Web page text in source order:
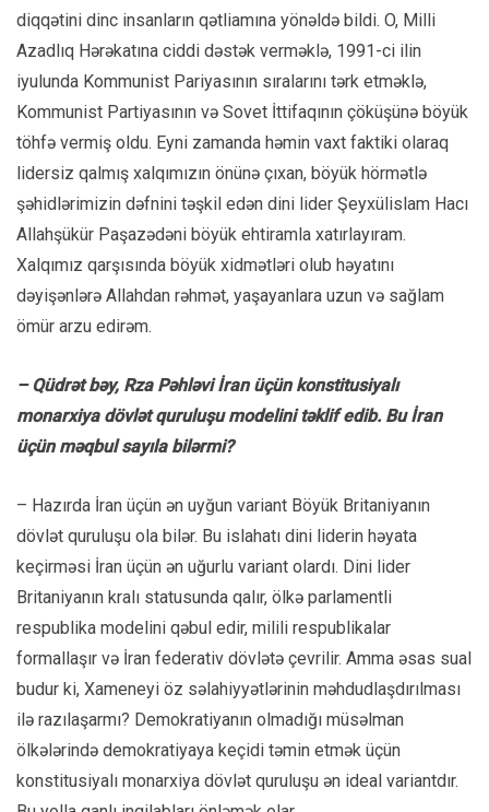
diqqətini dinc insanların qətliamına yönəldə bildi. O, Milli
Azadlıq Hərəkatına ciddi dəstək verməklə, 1991-ci ilin
iyulunda Kommunist Pariyasının sıralarını tərk etməklə,
Kommunist Partiyasının və Sovet İttifaqının çöküşünə böyük
töhfə vermiş oldu. Eyni zamanda həmin vaxt faktiki olaraq
lidersiz qalmış xalqımızın önünə çıxan, böyük hörmətlə
şəhidlərimizin dəfnini təşkil edən dini lider Şeyxülislam Hacı
Allahşükür Paşazədəni böyük ehtiramla xatırlayıram.
Xalqımız qarşısında böyük xidmətləri olub həyatını
dəyişənlərə Allahdan rəhmət, yaşayanlara uzun və sağlam
ömür arzu edirəm.
– Qüdrət bəy, Rza Pəhləvi İran üçün konstitusiyalı
monarxiya dövlət quruluşu modelini təklif edib. Bu İran
üçün məqbul sayıla bilərmi?
– Hazırda İran üçün ən uyğun variant Böyük Britaniyanın
dövlət quruluşu ola bilər. Bu islahatı dini liderin həyata
keçirməsi İran üçün ən uğurlu variant olardı. Dini lider
Britaniyanın kralı statusunda qalır, ölkə parlamentli
respublika modelini qəbul edir, milili respublikalar
formallaşır və İran federativ dövlətə çevrilir. Amma əsas sual
budur ki, Xameneyi öz səlahiyyətlərinin məhdudlaşdırılması
ilə razılaşarmı? Demokratiyanın olmadığı müsəlman
ölkələrində demokratiyaya keçidi təmin etmək üçün
konstitusiyalı monarxiya dövlət quruluşu ən ideal variantdır.